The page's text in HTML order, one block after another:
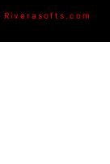
Riverasofts.com